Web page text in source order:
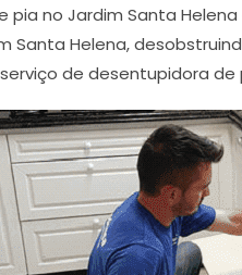
no Jardim Santa
Santa Helena,
serviço de desentupidora de